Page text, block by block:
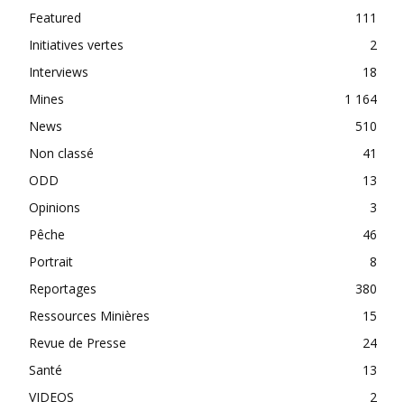
Featured
111
Initiatives vertes
2
Interviews
18
Mines
1 164
News
510
Non classé
41
ODD
13
Opinions
3
Pêche
46
Portrait
8
Reportages
380
Ressources Minières
15
Revue de Presse
24
Santé
13
VIDEOS
2